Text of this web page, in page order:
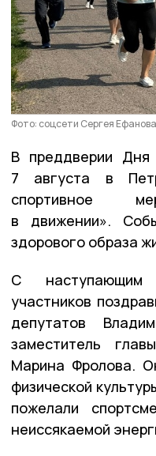
Фото: соцсети Сергея Ефанова
В преддверии Дня
7 августа в
спортивное
в движении».
здорового образа
С наступающим
участников
депутатов
заместитель
Марина Фролова.
физической
пожелали
неиссякаемой